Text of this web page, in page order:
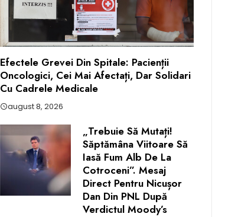
Efectele Grevei Din Spitale: Pacienții
Oncologici, Cei Mai Afectați, Dar Solidari
Cu Cadrele Medicale
august 8, 2026
„Trebuie Să Mutați!
Săptămâna Viitoare Să
Iasă Fum Alb De La
Cotroceni”. Mesaj
Direct Pentru Nicușor
Dan Din PNL După
Verdictul Moody’s